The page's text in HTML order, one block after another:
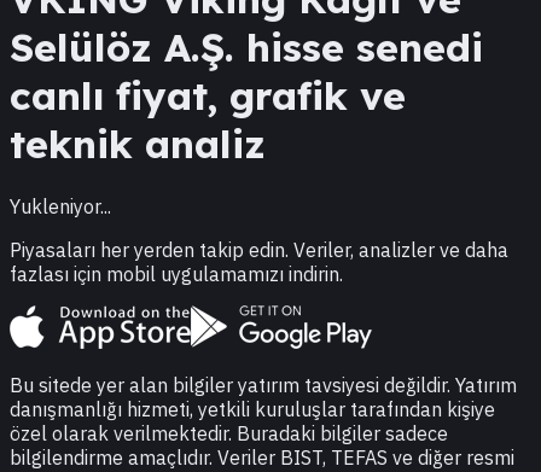
Selülöz A.Ş. hisse senedi
canlı fiyat, grafik ve
teknik analiz
Yukleniyor...
Piyasaları her yerden takip edin. Veriler, analizler ve daha
fazlası için mobil uygulamamızı indirin.
Bu sitede yer alan bilgiler yatırım tavsiyesi değildir. Yatırım
danışmanlığı hizmeti, yetkili kuruluşlar tarafından kişiye
özel olarak verilmektedir. Buradaki bilgiler sadece
bilgilendirme amaçlıdır. Veriler BIST, TEFAS ve diğer resmi